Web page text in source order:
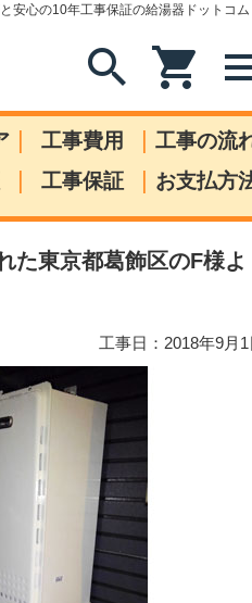
安心の10年工事保証の給湯器ドットコム
search shopping_cart
| 工事費用 | 工事の流
| 工事保証 | お支払方
た東京都葛飾区のF様よ
工事日：2018年9月